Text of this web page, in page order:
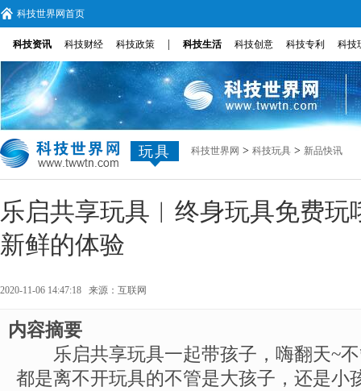
科技世界网首页
科技资讯 科技财经 科技政策 科技生活 科技创意 科技专利 科技
玩具 科技世界网 > 科技玩具 > 新品快讯
乐启共享玩具︱终身玩具免费玩
新鲜的体验
2020-11-06 14:47:18 来源： 互联网
内容摘要
乐启共享玩具一起带孩子，嗨翻天~
都是离不开玩具的不管是大孩子，还是小